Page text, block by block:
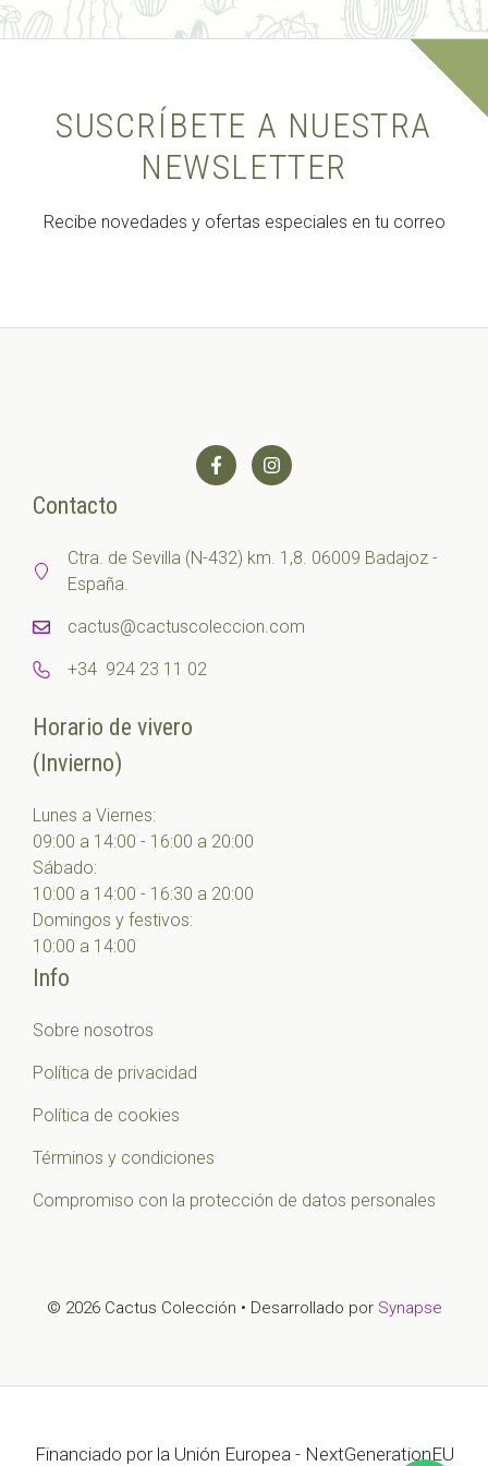
SUSCRÍBETE A NUESTRA
NEWSLETTER
Recibe novedades y ofertas especiales en tu correo
Contacto
Ctra. de Sevilla (N-432) km. 1,8. 06009 Badajoz -
España.
cactus@cactuscoleccion.com
+34 924 23 11 02
Horario de vivero
(Invierno)
Lunes a Viernes:
09:00 a 14:00 - 16:00 a 20:00
Sábado:
10:00 a 14:00 - 16:30 a 20:00
Domingos y festivos:
10:00 a 14:00
Info
Sobre nosotros
Política de privacidad
Política de cookies
Términos y condiciones
Compromiso con la protección de datos personales
© 2026 Cactus Colección • Desarrollado por Synapse
Financiado por la Unión Europea - NextGenerationEU